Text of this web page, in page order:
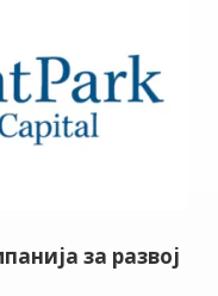
за развој